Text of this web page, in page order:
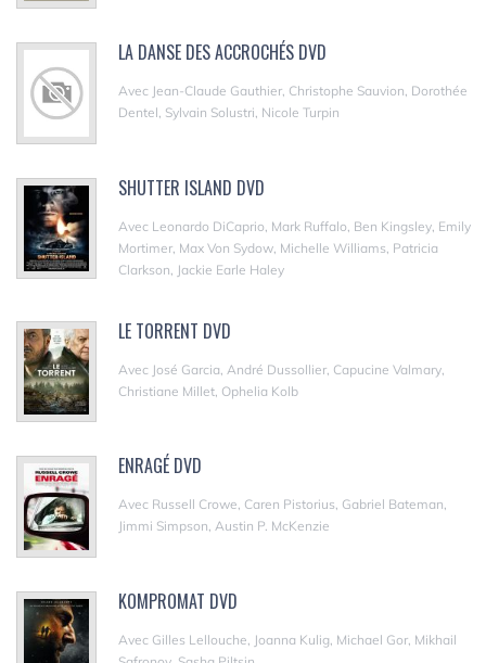
LA DANSE DES ACCROCHÉS DVD
Avec Jean-Claude Gauthier, Christophe Sauvion, Dorothée
Dentel, Sylvain Solustri, Nicole Turpin
SHUTTER ISLAND DVD
Avec Leonardo DiCaprio, Mark Ruffalo, Ben Kingsley, Emily
Mortimer, Max Von Sydow, Michelle Williams, Patricia
Clarkson, Jackie Earle Haley
LE TORRENT DVD
Avec José Garcia, André Dussollier, Capucine Valmary,
Christiane Millet, Ophelia Kolb
ENRAGÉ DVD
Avec Russell Crowe, Caren Pistorius, Gabriel Bateman,
Jimmi Simpson, Austin P. McKenzie
KOMPROMAT DVD
Avec Gilles Lellouche, Joanna Kulig, Michael Gor, Mikhail